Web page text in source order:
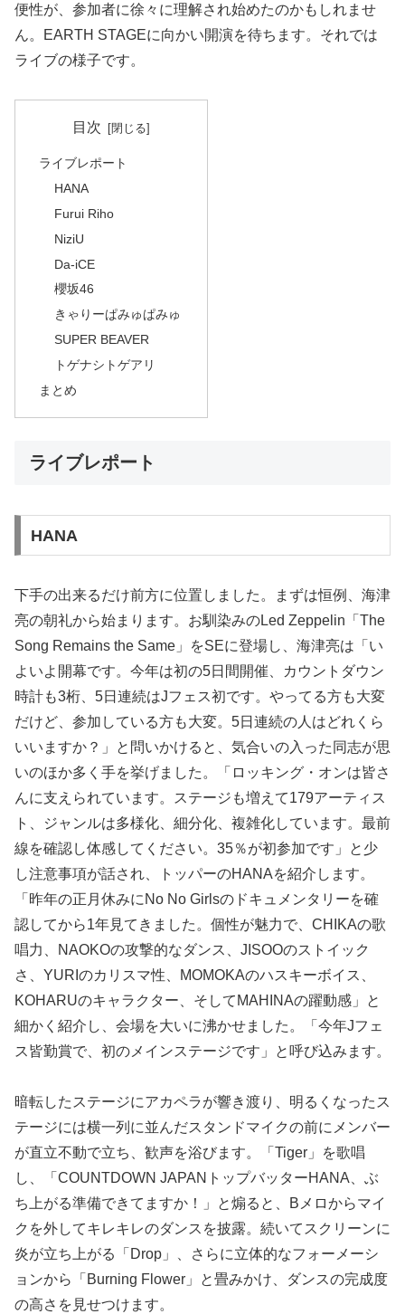
便性が、参加者に徐々に理解され始めたのかもしれませ
ん。EARTH STAGEに向かい開演を待ちます。それでは
ライブの様子です。
目次
ライブレポート
HANA
Furui Riho
NiziU
Da-iCE
櫻坂46
きゃりーぱみゅぱみゅ
SUPER BEAVER
トゲナシトゲアリ
まとめ
ライブレポート
HANA
下手の出来るだけ前方に位置しました。まずは恒例、海津
亮の朝礼から始まります。お馴染みのLed Zeppelin「The
Song Remains the Same」をSEに登場し、海津亮は「い
よいよ開幕です。今年は初の5日間開催、カウントダウン
時計も3桁、5日連続はJフェス初です。やってる方も大変
だけど、参加している方も大変。5日連続の人はどれくら
いいますか？」と問いかけると、気合いの入った同志が思
いのほか多く手を挙げました。「ロッキング・オンは皆さ
んに支えられています。ステージも増えて179アーティス
ト、ジャンルは多様化、細分化、複雑化しています。最前
線を確認し体感してください。35％が初参加です」と少
し注意事項が話され、トッパーのHANAを紹介します。
「昨年の正月休みにNo No Girlsのドキュメンタリーを確
認してから1年見てきました。個性が魅力で、CHIKAの歌
唱力、NAOKOの攻撃的なダンス、JISOOのストイック
さ、YURIのカリスマ性、MOMOKAのハスキーボイス、
KOHARUのキャラクター、そしてMAHINAの躍動感」と
細かく紹介し、会場を大いに沸かせました。「今年Jフェ
ス皆勤賞で、初のメインステージです」と呼び込みます。
暗転したステージにアカペラが響き渡り、明るくなったス
テージには横一列に並んだスタンドマイクの前にメンバー
が直立不動で立ち、歓声を浴びます。「Tiger」を歌唱
し、「COUNTDOWN JAPANトップバッターHANA、ぶ
ち上がる準備できてますか！」と煽ると、Bメロからマイ
クを外してキレキレのダンスを披露。続いてスクリーンに
炎が立ち上がる「Drop」、さらに立体的なフォーメーシ
ョンから「Burning Flower」と畳みかけ、ダンスの完成度
の高さを見せつけます。